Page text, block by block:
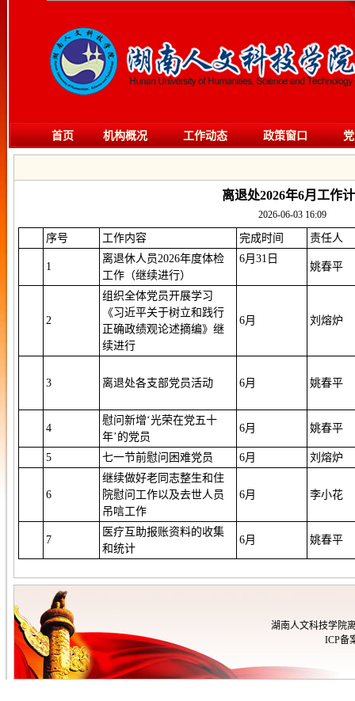
首页 机构概况 工作动态 政策窗口 党
离退处2026年6月工作
2026-06-03 16:09
序号 工作内容 完成时间 责任人
1
离退休人员2026年度体检
工作（继续进行）
6月31日
姚春平
2
组织全体党员开展学习
《习近平关于树立和践行
正确政绩观论述摘编》继
续进行
6月 刘熔炉
3 离退处各支部党员活动 6月 姚春平
4
慰问新增‘光荣在党五十
年’的党员
6月 姚春平
5 七一节前慰问困难党员 6月 刘熔炉
6
继续做好老同志整生和住
院慰问工作以及去世人员
吊唁工作
6月 李小花
7
医疗互助报账资料的收集
和统计
6月 姚春平
湖南人文科技学院
ICP备